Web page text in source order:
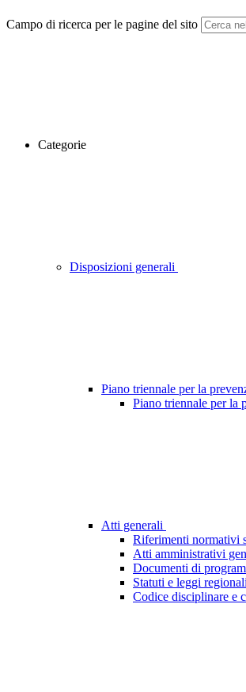
Campo di ricerca per le pagine del sito
Categorie
Disposizioni generali
Piano triennale per la
Piano triennale per la
Atti generali
Riferimenti normativi
Atti amministrativi
Documenti di
Statuti e leggi regionali
Codice disciplinare e